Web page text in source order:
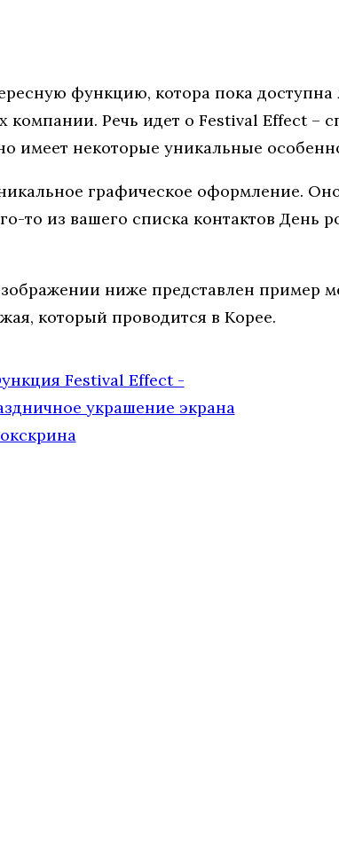
функцию, котора пока
компании. Речь идет о Festival Effect –
имеет некоторые уникальные
графическое оформление.
из вашего списка контактов День
ниже представлен пример
который проводится в Корее.